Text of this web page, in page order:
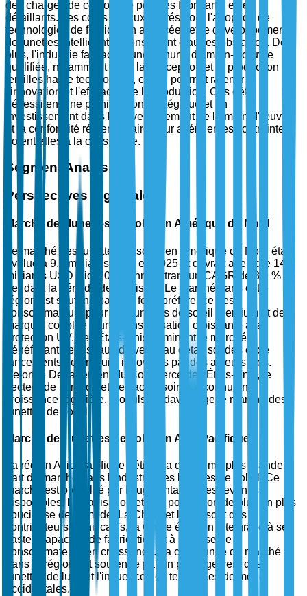
des charges de conformité pour les fabricants et les
détaillants. Les coûts initiaux élevés pour l'adoption de
technologies de fabrication avancées et le développement
de lunettes intelligentes constituent d'autres obstacles. De
plus, l'industrie fait face à une pénurie de main-d'œuvre
qualifiée, notamment dans la conception et la production de
lentilles haute technologie, ce qui pourrait ralentir
l'innovation et l'efficacité de la production. Ces défis
nécessitent une planification stratégique et un
investissement dans le développement de la main-d'œuvre
et la conformité réglementaire pour atténuer les contraintes
potentielles à la croissance.
Segment Analysis
Perspectives régionales
Marché des lunettes de soleil en Amérique du Nord
Le marché des lunettes de soleil en Amérique du Nord était
évalué à 9,5 milliards USD en 2025 et devrait atteindre 14
milliards USD d'ici 2035, enregistrant un CAGR de 3,9 %
pendant la période de prévision. Le marché dans cette
région est soutenu par une forte préférence des
consommateurs pour des lunettes de soleil premium et de
marque, couplée à une sensibilisation croissante à la
protection UV. Les États-Unis dominent le marché,
bénéficiant de réseaux de vente au détail solides et de
lancements de produits innovants par des acteurs clés.
Selon le Département du Commerce des États-Unis, le
secteur de la mode et des accessoires a connu une
croissance régulière, propulsant davantage le marché des
lunettes de soleil.
Marché des lunettes de soleil en Asie-Pacifique
La région Asie-Pacifique détient la deuxième plus grande
part de marché dans l'industrie des lunettes de soleil. Ce
marché est propulsé par l'augmentation des revenus
disponibles, l'urbanisation et une population de plus en plus
soucieuse de la mode. La Chine et l'Inde sont des
contributeurs significatifs, la Chine étant en tête grâce à ses
vastes capacités de fabrication et à sa base de
consommateurs en croissance. La croissance du marché
dans la région est soutenue par un passage vers des
lunettes de luxe et l'influence des tendances de mode
occidentales.